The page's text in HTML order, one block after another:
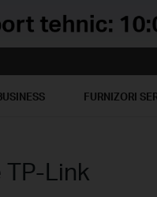
FURNIZORI
Link